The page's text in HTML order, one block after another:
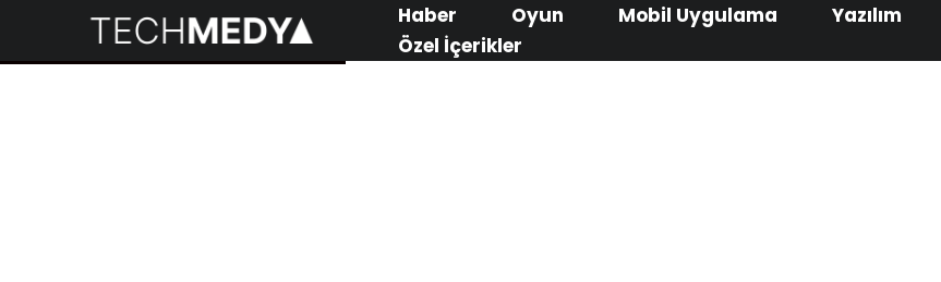
Haber Oyun Mobil Uygulama Yazılım
Özel İçerikler